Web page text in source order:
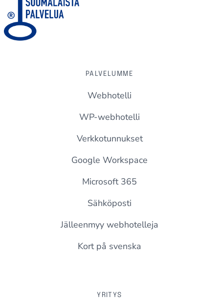
PALVELUMME
Webhotelli
WP-webhotelli
Verkkotunnukset
Google Workspace
Microsoft 365
Sähköposti
Jälleenmyy webhotelleja
Kort på svenska
YRITYS